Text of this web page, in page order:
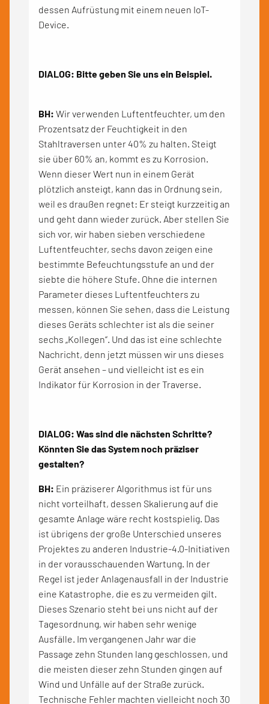
dessen Aufrüstung mit einem neuen IoT-
Device.
DIALOG: Bitte geben Sie uns ein Beispiel.
BH: Wir verwenden Luftentfeuchter, um den
Prozentsatz der Feuchtigkeit in den
Stahltraversen unter 40% zu halten. Steigt
sie über 60% an, kommt es zu Korrosion.
Wenn dieser Wert nun in einem Gerät
plötzlich ansteigt, kann das in Ordnung sein,
weil es draußen regnet: Er steigt kurzzeitig an
und geht dann wieder zurück. Aber stellen Sie
sich vor, wir haben sieben verschiedene
Luftentfeuchter, sechs davon zeigen eine
bestimmte Befeuchtungsstufe an und der
siebte die höhere Stufe. Ohne die internen
Parameter dieses Luftentfeuchters zu
messen, können Sie sehen, dass die Leistung
dieses Geräts schlechter ist als die seiner
sechs „Kollegen“. Und das ist eine schlechte
Nachricht, denn jetzt müssen wir uns dieses
Gerät ansehen – und vielleicht ist es ein
Indikator für Korrosion in der Traverse.
DIALOG: Was sind die nächsten Schritte?
Könnten Sie das System noch präziser
gestalten?
BH: Ein präziserer Algorithmus ist für uns
nicht vorteilhaft, dessen Skalierung auf die
gesamte Anlage wäre recht kostspielig. Das
ist übrigens der große Unterschied unseres
Projektes zu anderen Industrie-4.0-Initiativen
in der vorausschauenden Wartung. In der
Regel ist jeder Anlagenausfall in der Industrie
eine Katastrophe, die es zu vermeiden gilt.
Dieses Szenario steht bei uns nicht auf der
Tagesordnung, wir haben sehr wenige
Ausfälle. Im vergangenen Jahr war die
Passage zehn Stunden lang geschlossen, und
die meisten dieser zehn Stunden gingen auf
Wind und Unfälle auf der Straße zurück.
Technische Fehler machten vielleicht noch 30